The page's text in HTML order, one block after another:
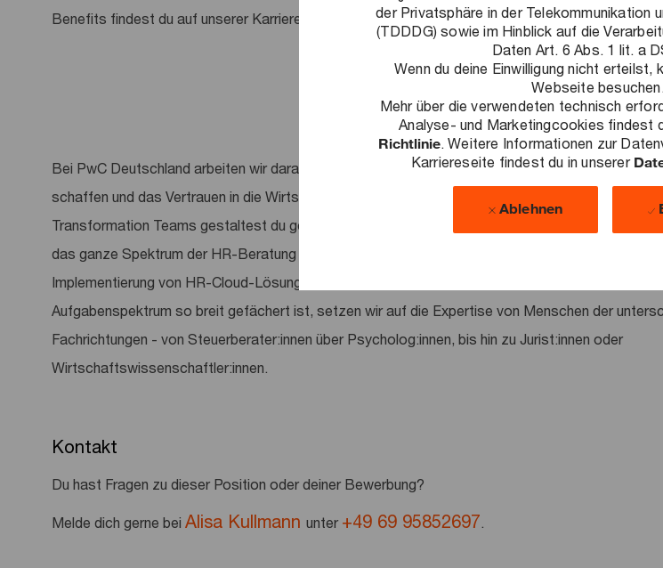
der Privatsphäre in der Telekommunikation
(TDDDG) sowie im Hinblick auf die
Daten Art. 6 Abs. 1 lit. a
Wenn du deine Einwilligung nicht erteilst,
Webseite
Mehr über die verwendeten technisch
Analyse- und Marketingcookies findest
Richtlinie. Weitere Informationen zur
Karriereseite findest du in unserer
Ablehnen
Benefits findest du auf unserer Karriereseite.
Bei PwC Deutschland arbeiten wir daran, entscheidende Herausforderungen zu lösen,
schaffen und das Vertrauen in die Wirtschaft und Gesellschaft auszubauen. Als Teil unseres
Transformation Teams gestaltest du gemeinsam mit unseren Kunden die Arbeitswelt von morgen
das ganze Spektrum der HR-Beratung ab, ganz gleich, ob es um Reward Consulting, die Auswahl
Implementierung von HR-Cloud-Lösungen oder um grundlegende Prozessveränderungen geht.
Aufgabenspektrum so breit gefächert ist, setzen wir auf die Expertise von Menschen der
Fachrichtungen - von Steuerberater:innen über Psycholog:innen, bis hin zu Jurist:innen oder
Wirtschaftswissenschaftler:innen.
Kontakt
Du hast Fragen zu dieser Position oder deiner Bewerbung?
Melde dich gerne bei Alisa Kullmann unter +49 69 95852697.